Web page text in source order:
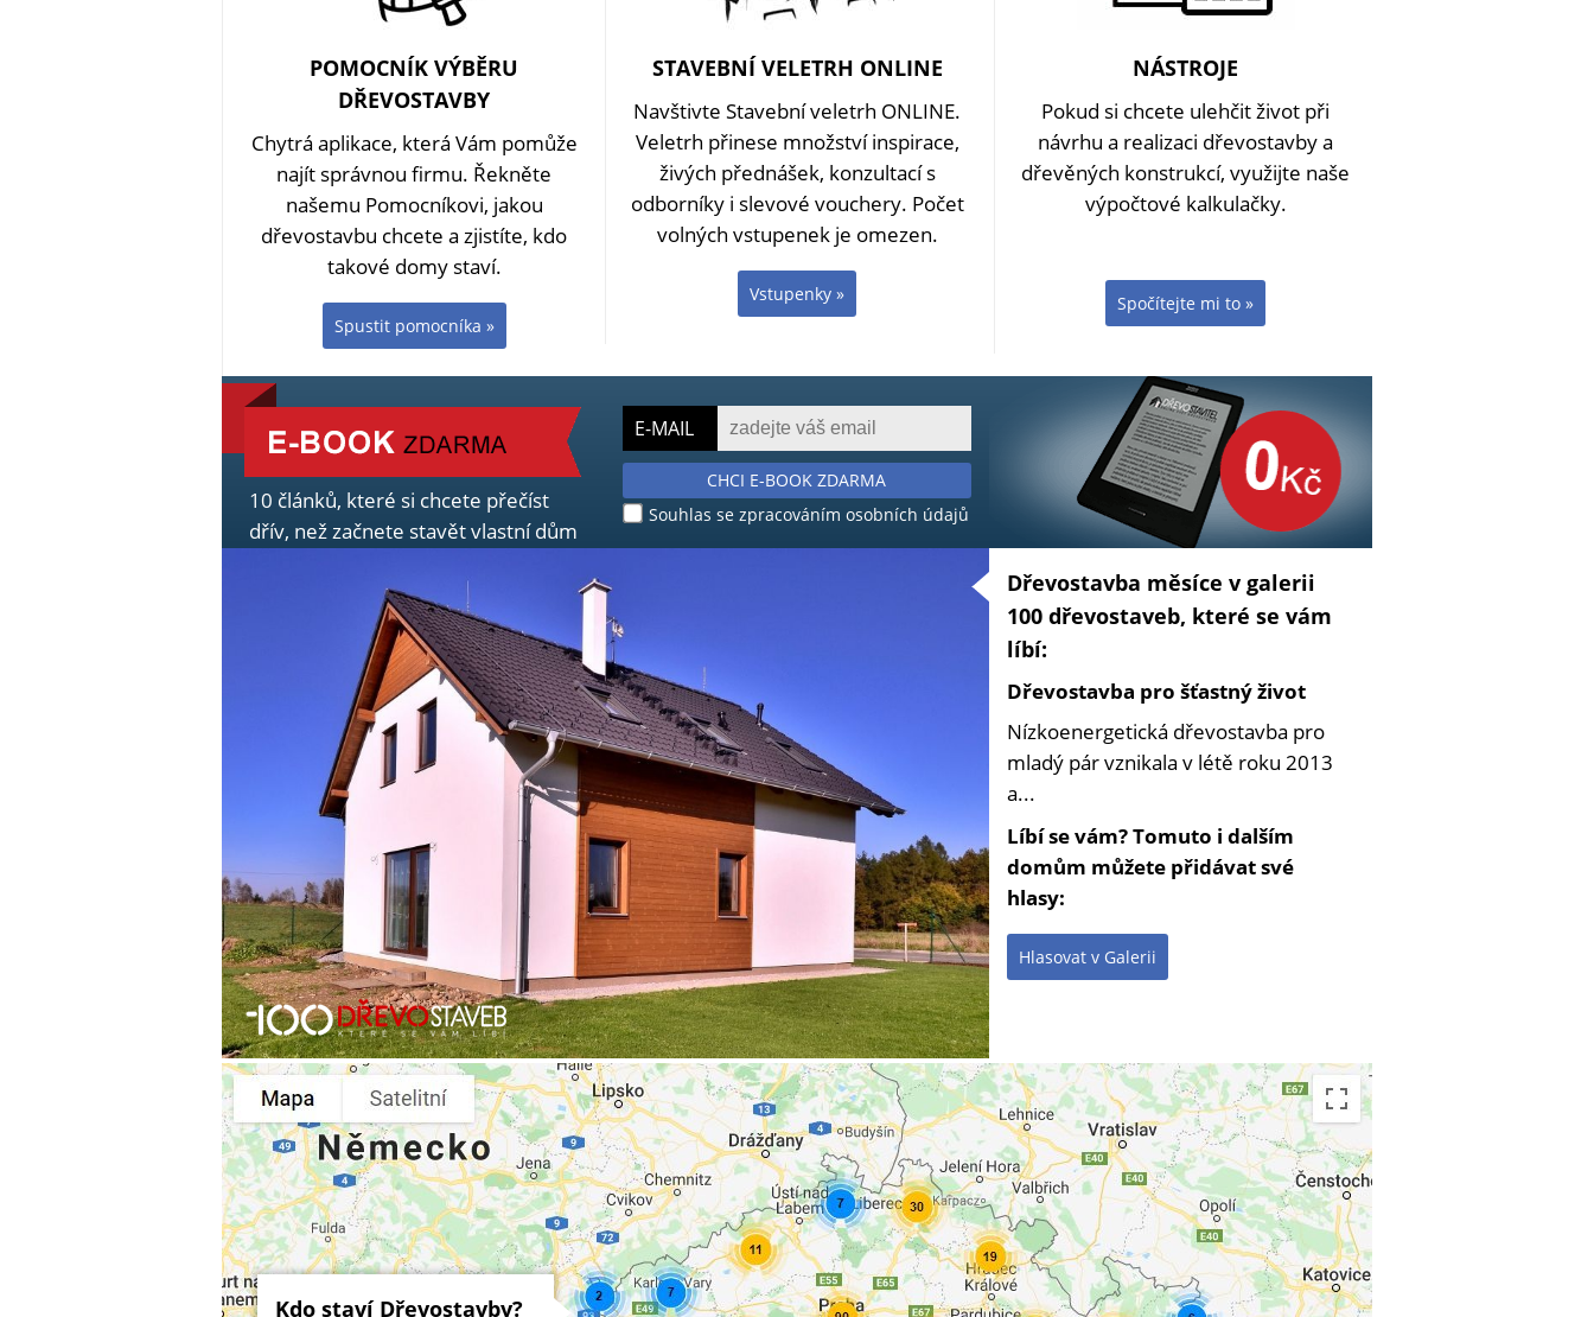
POMOCNÍK VÝBĚRU
DŘEVOSTAVBY
Chytrá aplikace, která Vám pomůže
najít správnou firmu. Řekněte
našemu Pomocníkovi, jakou
dřevostavbu chcete a zjistíte, kdo
takové domy staví.
Spustit pomocníka »
STAVEBNÍ VELETRH ONLINE
Navštivte Stavební veletrh ONLINE.
Veletrh přinese množství inspirace,
živých přednášek, konzultací s
odborníky i slevové vouchery. Počet
volných vstupenek je omezen.
Vstupenky »
NÁSTROJE
Pokud si chcete ulehčit život při
návrhu a realizaci dřevostavby a
dřevěných konstrukcí, využijte naše
výpočtové kalkulačky.
Spočítejte mi to »
10 článků, které si chcete přečíst
dřív, než začnete stavět vlastní dům
E-MAIL
CHCI E-BOOK ZDARMA
Souhlas se zpracováním osobních údajů
Dřevostavba měsíce v galerii
100 dřevostaveb, které se vám
líbí:
Dřevostavba pro šťastný život
Nízkoenergetická dřevostavba pro
mladý pár vznikala v létě roku 2013
a...
Líbí se vám? Tomuto i dalším
domům můžete přidávat své
hlasy:
Hlasovat v Galerii
Kdo staví Dřevostavby?